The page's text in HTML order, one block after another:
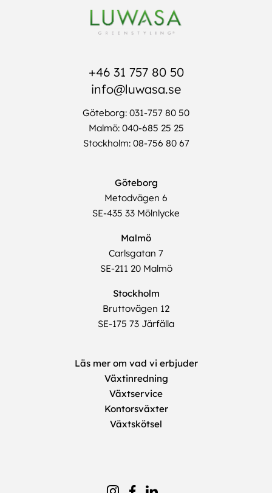
+46 31 757 80 50
info@luwasa.se
Göteborg: 031-757 80 50
Malmö: 040-685 25 25
Stockholm: 08-756 80 67
Göteborg
Metodvägen 6
SE-435 33 Mölnlycke
Malmö
Carlsgatan 7
SE-211 20 Malmö
Stockholm
Bruttovägen 12
SE-175 73 Järfälla
Läs mer om vad vi erbjuder
Växtinredning
Växtservice
Kontorsväxter
Växtskötsel